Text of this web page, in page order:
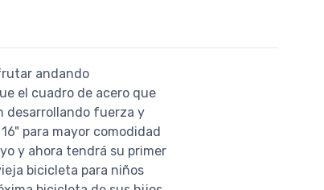
andando
el cuadro de acero que
desarrollando fuerza y
para mayor comodidad
y ahora tendrá su primer
bicicleta para niños